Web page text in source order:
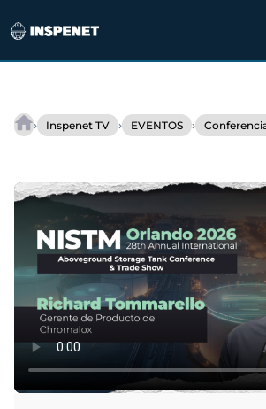
contenido
› Inspenet TV › EVENTOS ›
Chromalox
2026
con
calentadores
inmersión